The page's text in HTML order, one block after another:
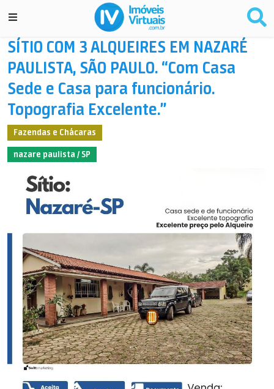
SÍTIO COM 3 ALQUEIRES EM NAZARÉ
PAULISTA, SÃO PAULO. “Com Casa
Sede e Casa para funcionário.
Topografia Excelente.”
Fazendas e Chácaras
nazare paulista / SP